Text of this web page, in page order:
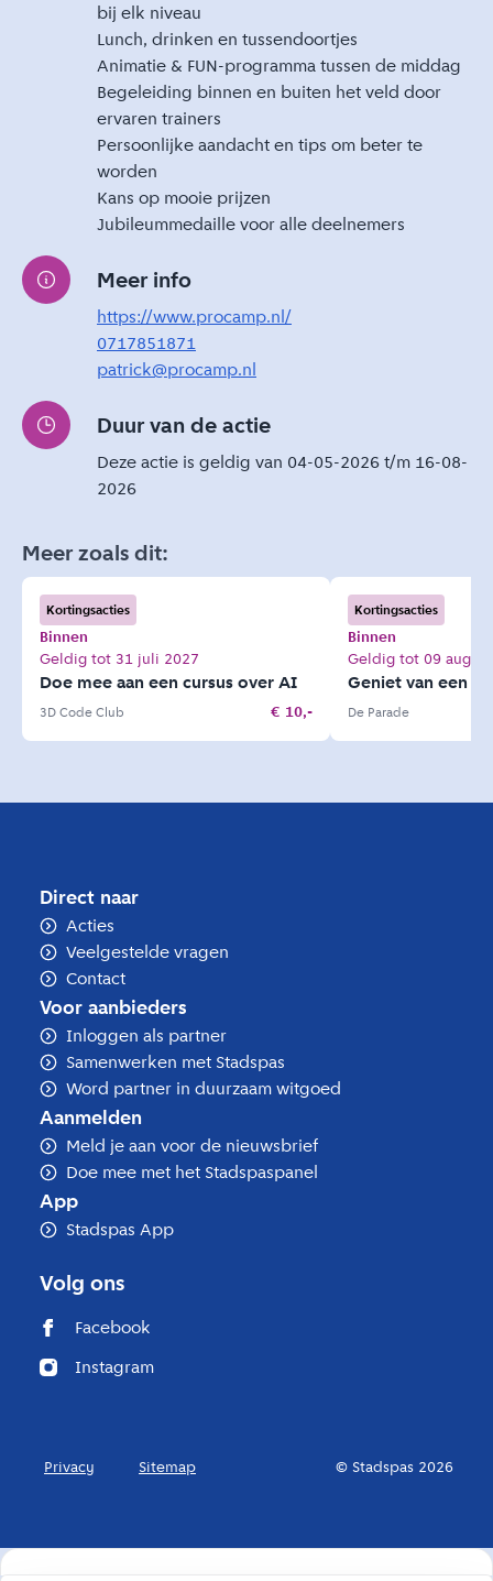
bij elk niveau
Lunch, drinken en tussendoortjes
Animatie & FUN-programma tussen de middag
Begeleiding binnen en buiten het veld door
ervaren trainers
Persoonlijke aandacht en tips om beter te
worden
Kans op mooie prijzen
Jubileummedaille voor alle deelnemers
Meer info
https://www.procamp.nl/
0717851871
patrick@procamp.nl
Duur van de actie
Deze actie is geldig van 04-05-2026 t/m 16-08-
2026
Meer zoals dit:
Kortingsacties
Binnen
Geldig tot 31 juli 2027
Doe mee aan een cursus over AI
3D Code Club € 10,-
Kortingsacties
Binnen
Geldig tot 09
Geniet van een
De Parade
Direct naar
Acties
Veelgestelde vragen
Contact
Voor aanbieders
Inloggen als partner
Samenwerken met Stadspas
Word partner in duurzaam witgoed
Aanmelden
Meld je aan voor de nieuwsbrief
Doe mee met het Stadspaspanel
App
Stadspas App
Volg ons
Facebook
Instagram
Privacy Sitemap © Stadspas 2026